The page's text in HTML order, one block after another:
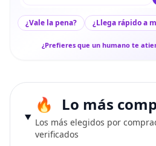
¿Vale la pena? ¿Llega rápido a
¿Prefieres que un humano te
Lo más
Los más elegidos por
verificados